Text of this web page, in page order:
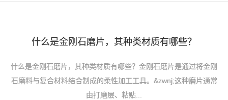
什么是金刚石磨片，其种类材质有哪些？
什么是金刚石磨片，其种类材质有哪些？金刚石磨片是通过将金刚
石磨料与复合材料结合制成的柔性加工工具。&zwnj;这种磨片通常
由打磨层、粘贴...